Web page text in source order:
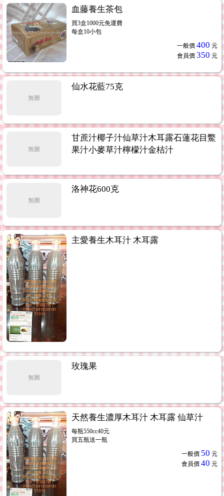
血藤養生茶包
買3盒1000元免運費
每盒10小包
一般價 400 元
會員價 350 元
無圖
仙水花藍75克
無圖
甘蔗汁椰子汁仙草汁木耳露石蓮花目鱉
果汁小麥草汁檸檬汁金桔汁
無圖
洛神花600克
主愛養生木耳汁 木耳露
無圖
玫瑰果
天然養生濃厚木耳汁 木耳露 仙草汁
每瓶550cc40元
買五瓶送一瓶
一般價 50 元
會員價 40 元